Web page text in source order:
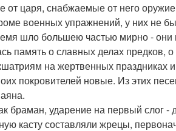
от царя, снабжаемые от него
военных упражнений, у них не
шло большею частью мирно - они
память о славных делах предков,
на жертвенных праздниках
покровителей новые. Из этих
браман, ударение на первый слог -
касту составляли жрецы,